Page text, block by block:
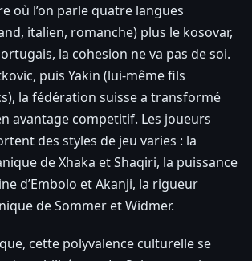
où l’on parle quatre langues
italien, romanche) plus le kosovar,
la cohesion ne va pas de soi.
puis Yakin (lui-même fils
la fédération suisse a transformé
avantage competitif. Les joueurs
des styles de jeu varies : la
de Xhaka et Shaqiri, la puissance
d’Embolo et Akanji, la rigueur
de Sommer et Widmer.
cette polyvalence culturelle se